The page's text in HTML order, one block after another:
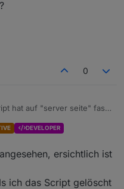
0
hat auf "server seite" fast
DEVELOPER
ersichtlich ist
ich das Script gelöscht